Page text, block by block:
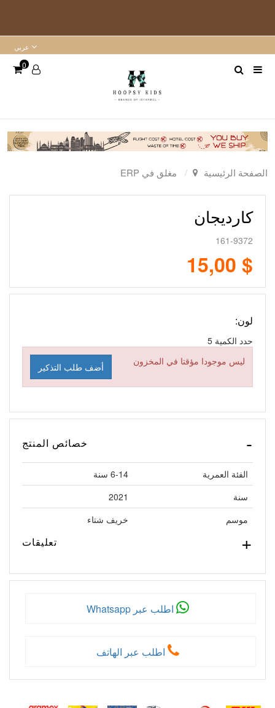
عربي
0
الصفحة الرئيسية مغلق في ERP
كارديجان
161-9372
$ 15,00
لون:
حدد الكمية
ليس موجودا مؤقتا في المخزون
أضف طلب التذكير
خصائص المنتج
الفئة العمرية
6-14 سنة
سنة
2021
موسم
خريف شتاء
تعليقات
اطلب عبر Whatsapp
اطلب عبر الهاتف